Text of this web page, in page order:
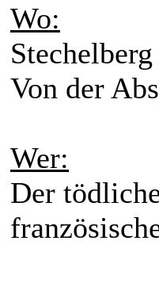
Wo:
Von der
Wer:
Der